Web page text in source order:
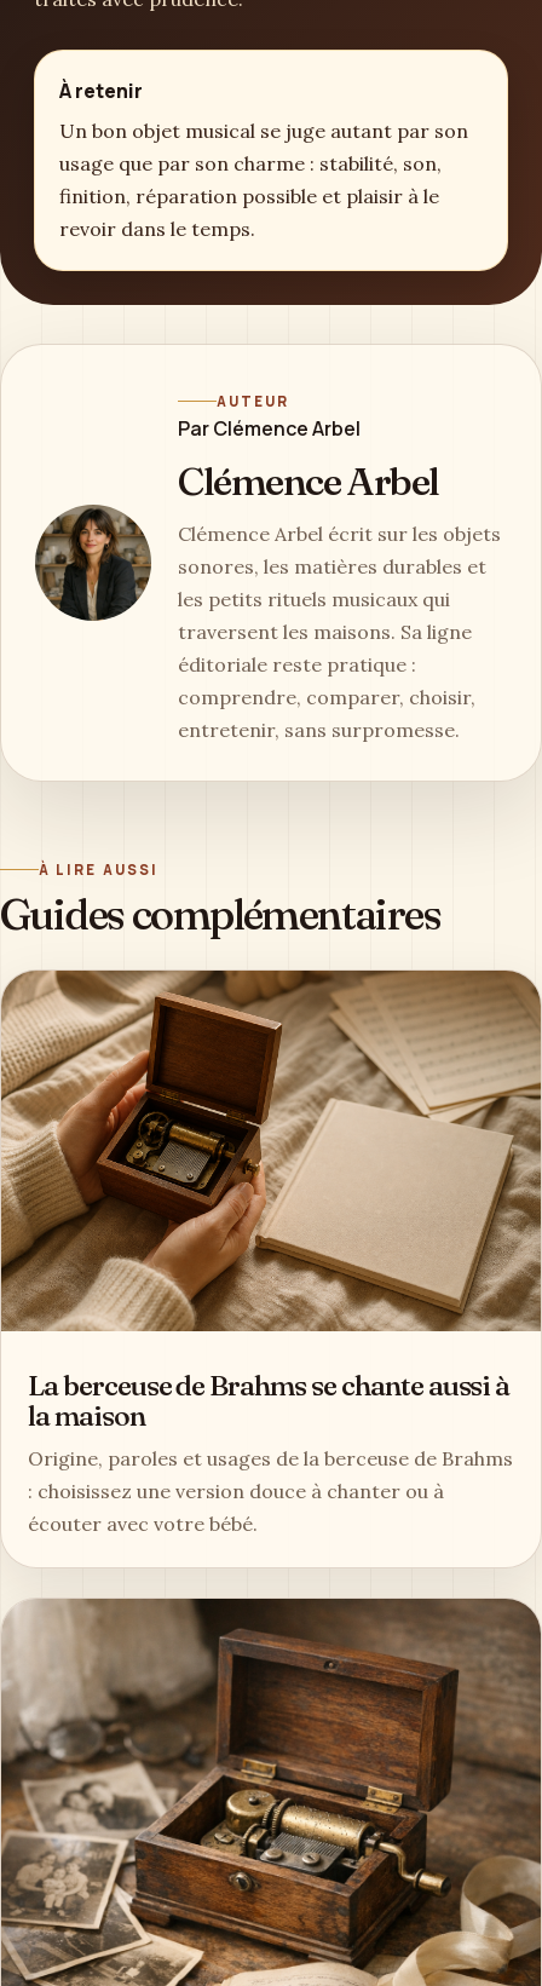
À retenir
Un bon objet musical se juge autant par son
usage que par son charme : stabilité, son,
finition, réparation possible et plaisir à le
revoir dans le temps.
AUTEUR
Par Clémence Arbel
Clémence Arbel
Clémence Arbel écrit sur les objets
sonores, les matières durables et
les petits rituels musicaux qui
traversent les maisons. Sa ligne
éditoriale reste pratique :
comprendre, comparer, choisir,
entretenir, sans surpromesse.
À LIRE AUSSI
Guides complémentaires
La berceuse de Brahms se chante aussi à
la maison
Origine, paroles et usages de la berceuse de Brahms
: choisissez une version douce à chanter ou à
écouter avec votre bébé.